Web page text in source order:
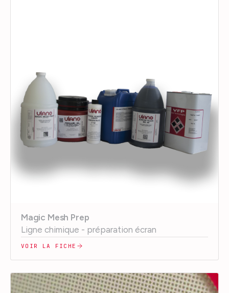
Magic Mesh Prep
Ligne chimique - préparation écran
VOIR LA FICHE